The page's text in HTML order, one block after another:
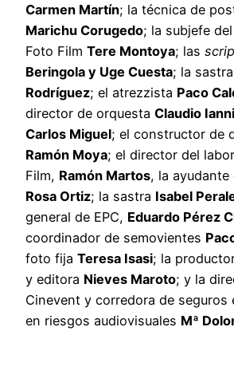
Carmen Martín; la técnica de
Marichu Corugedo; la subjefe
Foto Film Tere Montoya; las
Beringola y Uge Cuesta; la sastra
Rodríguez; el atrezzista Paco
director de orquesta Claudio Ianni
Carlos Miguel; el constructor de
Ramón Moya; el director del
Film, Ramón Martos, la
Rosa Ortiz; la sastra Isabel
general de EPC, Eduardo Pérez
coordinador de semovientes
foto fija Teresa Isasi; la
y editora Nieves Maroto; y la
Cinevent y corredora de seguros
en riesgos audiovisuales Mª